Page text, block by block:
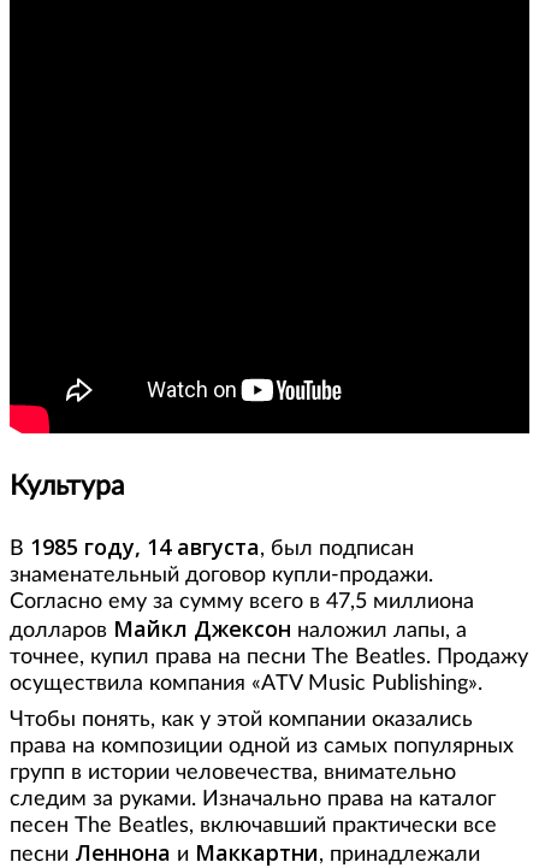
Культура
В 1985 году, 14 августа, был подписан
знаменательный договор купли-продажи.
Согласно ему за сумму всего в 47,5 миллиона
долларов Майкл Джексон наложил лапы, а
точнее, купил права на песни The Beatles. Продажу
осуществила компания «ATV Music Publishing».
Чтобы понять, как у этой компании оказались
права на композиции одной из самых популярных
групп в истории человечества, внимательно
следим за руками. Изначально права на каталог
песен The Beatles, включавший практически все
песни Леннона и Маккартни, принадлежали